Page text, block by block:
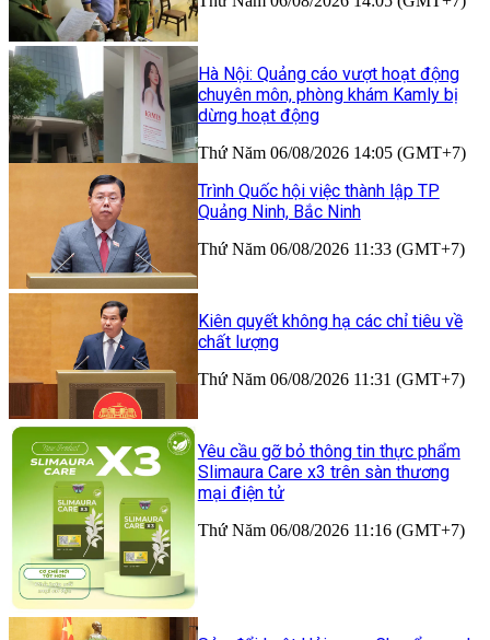
Hà Nội: Quảng cáo vượt hoạt động
chuyên môn, phòng khám Kamly bị
dừng hoạt động
Thứ Năm 06/08/2026 14:05 (GMT+7)
Trình Quốc hội việc thành lập TP
Quảng Ninh, Bắc Ninh
Thứ Năm 06/08/2026 11:33 (GMT+7)
Kiên quyết không hạ các chỉ tiêu về
chất lượng
Thứ Năm 06/08/2026 11:31 (GMT+7)
Yêu cầu gỡ bỏ thông tin thực phẩm
Slimaura Care x3 trên sàn thương
mại điện tử
Thứ Năm 06/08/2026 11:16 (GMT+7)